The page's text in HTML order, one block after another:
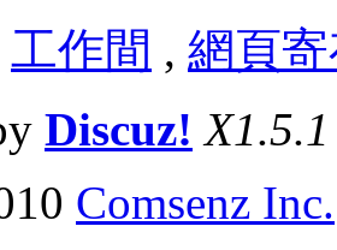
工作間 , 網頁
Discuz! X1.5.1
Comsenz Inc.